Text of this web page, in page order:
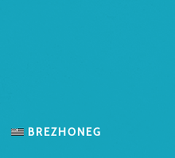
Brezhoneg